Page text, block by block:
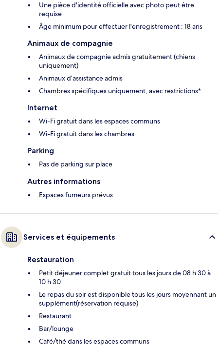
Une pièce d'identité officielle avec photo peut être
requise
Âge minimum pour effectuer l'enregistrement : 18 ans
Animaux de compagnie
Animaux de compagnie admis gratuitement (chiens
uniquement)
Animaux d’assistance admis
Chambres spécifiques uniquement, avec restrictions*
Internet
Wi-Fi gratuit dans les espaces communs
Wi-Fi gratuit dans les chambres
Parking
Pas de parking sur place
Autres informations
Espaces fumeurs prévus
Services et équipements
Restauration
Petit déjeuner complet gratuit tous les jours de 08 h 30 à
10 h 30
Le repas du soir est disponible tous les jours moyennant un
supplément(réservation requise)
Restaurant
Bar/lounge
Café/thé dans les espaces communs